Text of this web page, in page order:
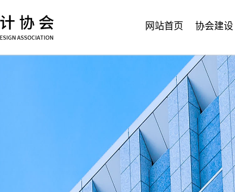
网站首页 协会建设